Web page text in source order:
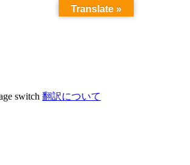
switch 翻訳について
Translate »